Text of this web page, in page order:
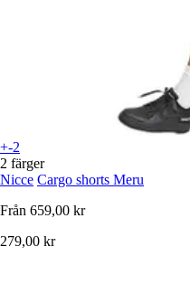
+-2
2 färger
Nicce Cargo shorts Meru
Från 659,00 kr
279,00 kr